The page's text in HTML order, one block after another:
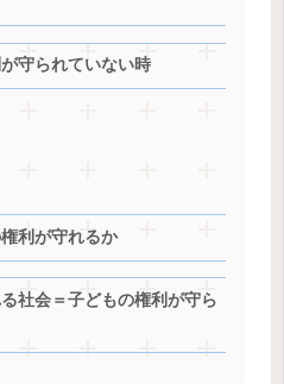
守られていない時
利が守れるか
社会＝子どもの権利が守ら